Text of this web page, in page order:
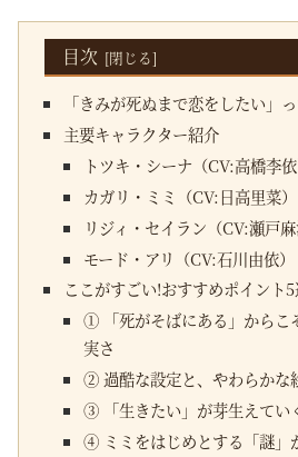
目次
「きみが死ぬまで恋をしたい」
主要キャラクター紹介
トツキ・シーナ（CV:高橋李依
カガリ・ミミ（CV:日高里菜）
リジィ・セイラン（CV:瀬戸麻
モード・アリ（CV:石川由依）
ここがすごい!おすすめポイント
① 「死がそばにある」からこ
実さ
② 過酷な設定と、やわらかな
③ 「生きたい」が芽生えてい
④ ミミをはじめとする「謎」